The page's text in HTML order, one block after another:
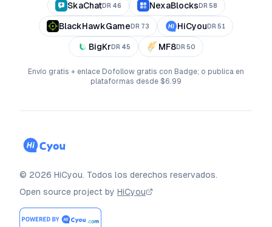
SkaChatDR 46 NexaBlocks DR 58
BlackHawkGame DR 73 HiCyou DR 51
BigKr DR 45 MF8DR 50
Envío gratis + enlace Dofollow gratis con Badge; o publica en
plataformas desde $6.99
© 2026 HiCyou. Todos los derechos reservados.
Open source project by HiCyou